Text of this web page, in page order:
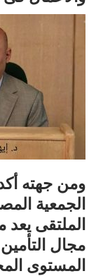
ومن جهته
الجمعية
الملتقى يعد
مجال
المستوى